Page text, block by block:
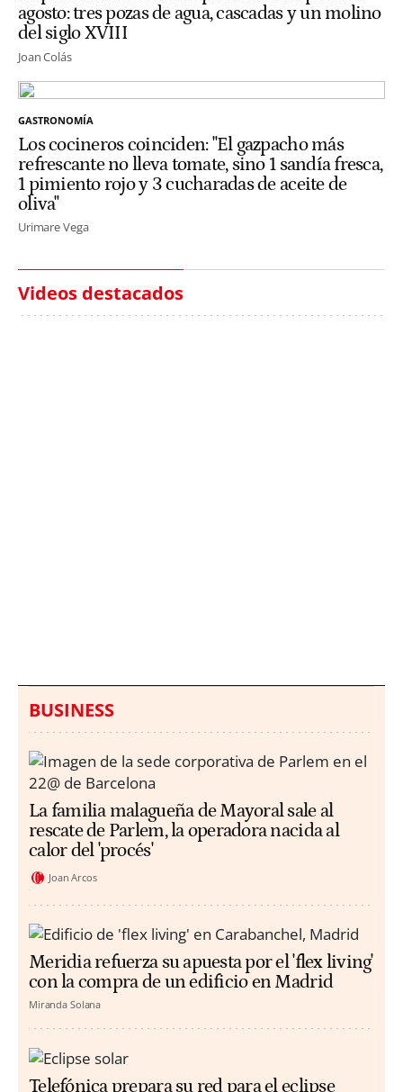
agosto: tres pozas de agua, cascadas y un molino
del siglo XVIII
Joan Colás
GASTRONOMÍA
Los cocineros coinciden: "El gazpacho más
refrescante no lleva tomate, sino 1 sandía fresca,
1 pimiento rojo y 3 cucharadas de aceite de
oliva"
Urimare Vega
Videos destacados
BUSINESS
La familia malagueña de Mayoral sale al
rescate de Parlem, la operadora nacida al
calor del 'procés'
Joan Arcos
Meridia refuerza su apuesta por el 'flex living'
con la compra de un edificio en Madrid
Miranda Solana
Telefónica prepara su red para el eclipse